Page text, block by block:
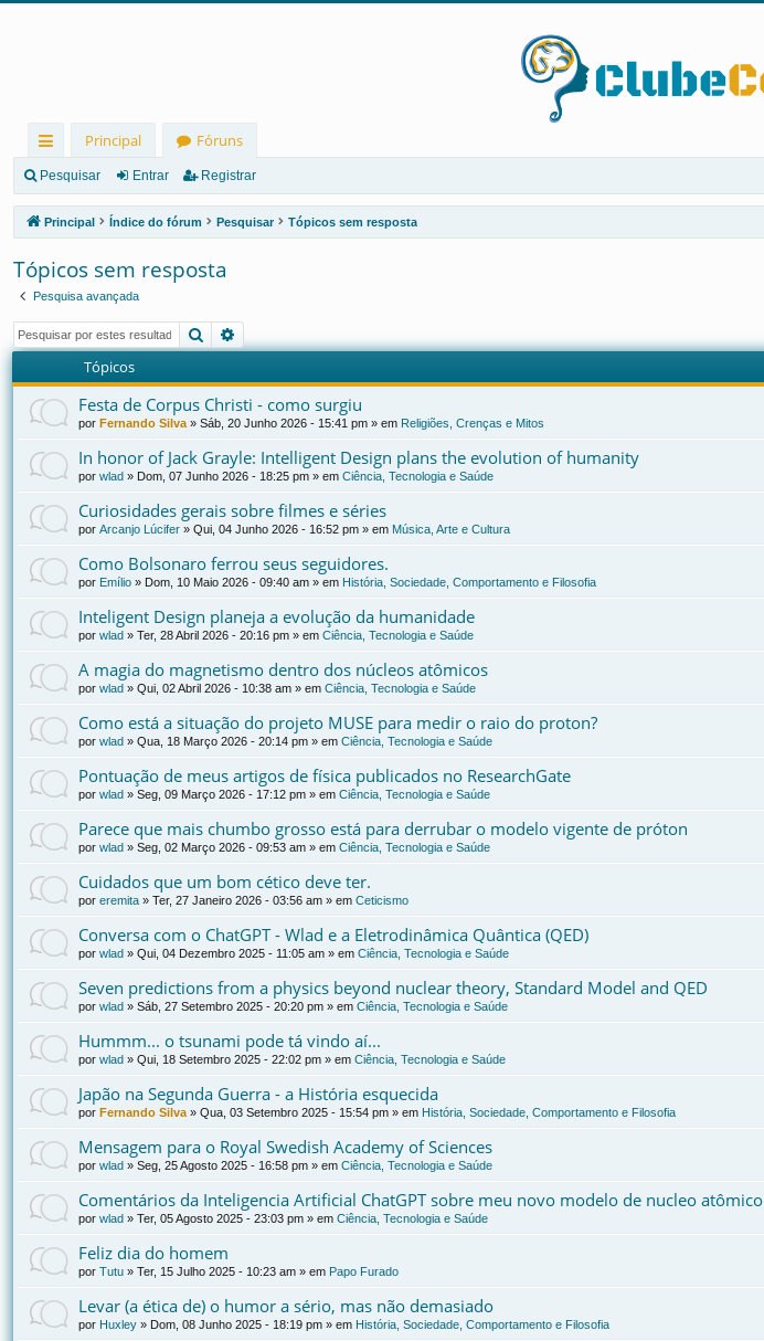
in
ks
rá
pi
os
Principal
Fóruns
Pesquisar Entrar Registrar
Principal Índice do fórum Pesquisar Tópicos sem resposta
Tópicos sem resposta
Pesquisa avançada
Pesquisar
Tópicos
Festa de Corpus Christi - como surgiu
por Fernando Silva » Sáb, 20 Junho 2026 - 15:41 pm » em Religiões, Crenças e Mitos
In honor of Jack Grayle: Intelligent Design plans the evolution of humanity
por wlad » Dom, 07 Junho 2026 - 18:25 pm » em Ciência, Tecnologia e Saúde
Curiosidades gerais sobre filmes e séries
por Arcanjo Lúcifer » Qui, 04 Junho 2026 - 16:52 pm » em Música, Arte e Cultura
Como Bolsonaro ferrou seus seguidores.
por Emílio » Dom, 10 Maio 2026 - 09:40 am » em História, Sociedade, Comportamento e Filosofia
Inteligent Design planeja a evolução da humanidade
por wlad » Ter, 28 Abril 2026 - 20:16 pm » em Ciência, Tecnologia e Saúde
A magia do magnetismo dentro dos núcleos atômicos
por wlad » Qui, 02 Abril 2026 - 10:38 am » em Ciência, Tecnologia e Saúde
Como está a situação do projeto MUSE para medir o raio do proton?
por wlad » Qua, 18 Março 2026 - 20:14 pm » em Ciência, Tecnologia e Saúde
Pontuação de meus artigos de física publicados no ResearchGate
por wlad » Seg, 09 Março 2026 - 17:12 pm » em Ciência, Tecnologia e Saúde
Parece que mais chumbo grosso está para derrubar o modelo vigente de próton
por wlad » Seg, 02 Março 2026 - 09:53 am » em Ciência, Tecnologia e Saúde
Cuidados que um bom cético deve ter.
por eremita » Ter, 27 Janeiro 2026 - 03:56 am » em Ceticismo
Conversa com o ChatGPT - Wlad e a Eletrodinâmica Quântica (QED)
por wlad » Qui, 04 Dezembro 2025 - 11:05 am » em Ciência, Tecnologia e Saúde
Seven predictions from a physics beyond nuclear theory, Standard Model and QED
por wlad » Sáb, 27 Setembro 2025 - 20:20 pm » em Ciência, Tecnologia e Saúde
Hummm... o tsunami pode tá vindo aí...
por wlad » Qui, 18 Setembro 2025 - 22:02 pm » em Ciência, Tecnologia e Saúde
Japão na Segunda Guerra - a História esquecida
por Fernando Silva » Qua, 03 Setembro 2025 - 15:54 pm » em História, Sociedade, Comportamento e Filosofia
Mensagem para o Royal Swedish Academy of Sciences
por wlad » Seg, 25 Agosto 2025 - 16:58 pm » em Ciência, Tecnologia e Saúde
Comentários da Inteligencia Artificial ChatGPT sobre meu novo modelo de nucleo atômico
por wlad » Ter, 05 Agosto 2025 - 23:03 pm » em Ciência, Tecnologia e Saúde
Feliz dia do homem
por Tutu » Ter, 15 Julho 2025 - 10:23 am » em Papo Furado
Levar (a ética de) o humor a sério, mas não demasiado
por Huxley » Dom, 08 Junho 2025 - 18:19 pm » em História, Sociedade, Comportamento e Filosofia